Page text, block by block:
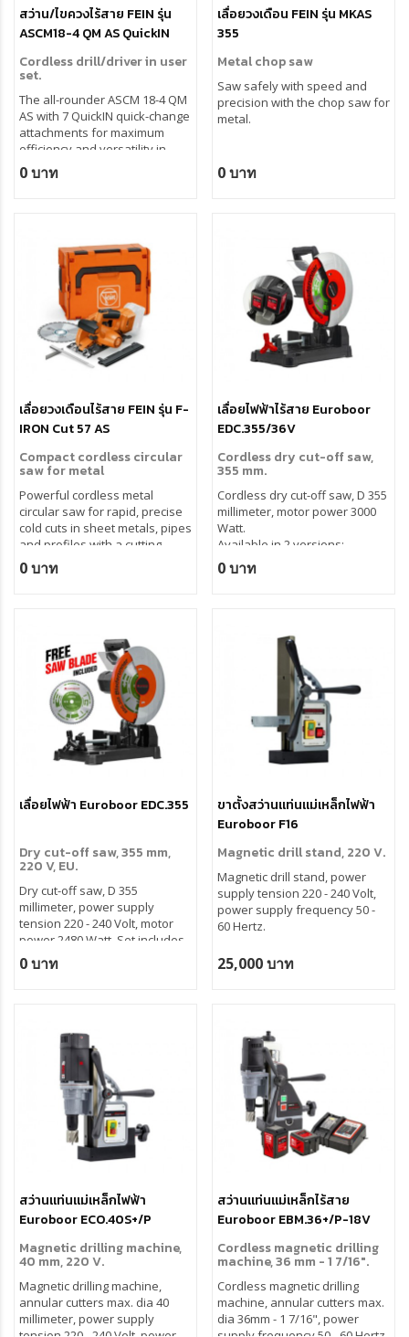
สว่าน/ไขควงไร้สาย FEIN รุ่น
ASCM18-4 QM AS QuickIN
Cordless drill/driver in user
set.
The all-rounder ASCM 18-4 QM
AS with 7 QuickIN quick-change
attachments for maximum
efficiency and versatility in
drilling, tapping, and screwing.
Everything neatly, tidily, and
0 บาท
เลื่อยวงเดือน FEIN รุ่น MKAS
355
Metal chop saw
Saw safely with speed and
precision with the chop saw for
metal.
0 บาท
เลื่อยวงเดือนไร้สาย FEIN รุ่น F-
IRON Cut 57 AS
Compact cordless circular
saw for metal
Powerful cordless metal
circular saw for rapid, precise
cold cuts in sheet metals, pipes
and profiles with a cutting
depth of up to 57 mm.
0 บาท
เลื่อยไฟฟ้าไร้สาย Euroboor
EDC.355/36V
Cordless dry cut-off saw,
355 mm.
Cordless dry cut-off saw, D 355
millimeter, motor power 3000
Watt.
Available in 2 versions:
• Machine (batteries, charger
and saw blade not included)
0 บาท
เลื่อยไฟฟ้า Euroboor EDC.355
Dry cut-off saw, 355 mm,
220 V, EU.
Dry cut-off saw, D 355
millimeter, power supply
tension 220 - 240 Volt, motor
power 2480 Watt. Set includes
machine and saw blade steel.
0 บาท
ขาตั้งสว่านแท่นแม่เหล็กไฟฟ้า
Euroboor F16
Magnetic drill stand, 220 V.
Magnetic drill stand, power
supply tension 220 - 240 Volt,
power supply frequency 50 -
60 Hertz.
25,000 บาท
สว่านแท่นแม่เหล็กไฟฟ้า
Euroboor ECO.40S+/P
Magnetic drilling machine,
40 mm, 220 V.
Magnetic drilling machine,
annular cutters max. dia 40
millimeter, power supply
สว่านแท่นแม่เหล็กไร้สาย
Euroboor EBM.36+/P-18V
Cordless magnetic drilling
machine, 36 mm - 1 7/16".
Cordless magnetic drilling
machine, annular cutters max.
dia 36mm - 1 7/16", power